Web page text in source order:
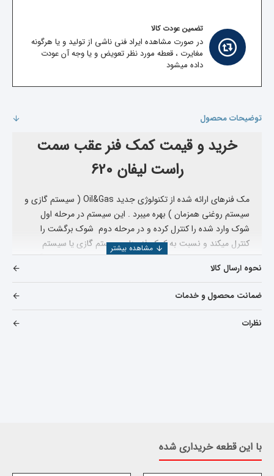
تضمین عودت کالا
در صورت مشاهده ایراد فنی ناشی از تولید و یا هرگونه
مغایرت ، قعطه مورد نظر تعویض و یا وجه آن عودت
داده میشود
توضیحات محصول
خرید و قیمت کمک فنر عقب سمت
راست لیفان 620
مک فنرهای ارائه شده از تکنولوژی جدید Oil&Gas ( سیستم گازی و
سیستم روغنی همزمان ) بهره میبرد . این سیستم در مرحله اول
شوک وارد شده را کنترل کرده و در مرحله دوم شوک برگشت را
کنترل میکند و نسبت به کمک فنر های سیستم گازی یا سیستم
روغنی راندمان بهتری داشته و بسیار نرم عمل میکند.در ضمن اگر
انواع لوازم یدکی
نحوه ارسال کالا
ضمانت محصول و خدمات
نظرات
با این قطعه خریداری شده